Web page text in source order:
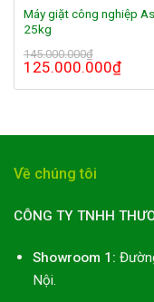
Máy giặt công nghiệp
25kg
145.000.000₫
125.000.000₫
Về chúng tôi
CÔNG TY TNHH
Showroom 1:
Nội.